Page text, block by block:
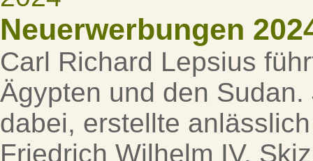
Neuerwerbungen
Carl Richard Lepsius
Ägypten und den
dabei, erstellte
Friedrich Wilhelm IV.